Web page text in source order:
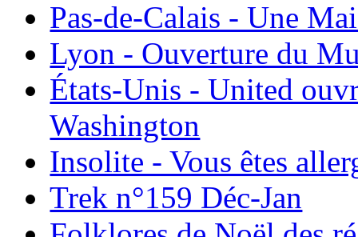
Pas-de-Calais - Une
Lyon - Ouverture du
États-Unis - United
Washington
Insolite - Vous êtes
Trek n°159 Déc-Jan